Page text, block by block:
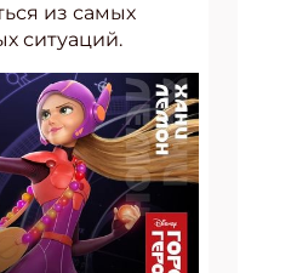
из самых
ситуаций.